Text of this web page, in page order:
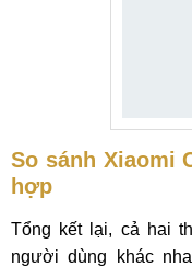
So sánh Xiaomi
hợp
Tổng kết lại, cả hai
người dùng khác